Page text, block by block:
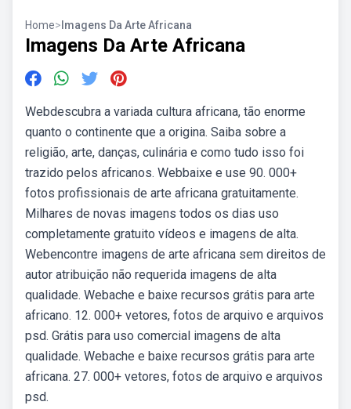
Home> Imagens Da Arte Africana
Imagens Da Arte Africana
Webdescubra a variada cultura africana, tão enorme
quanto o continente que a origina. Saiba sobre a
religião, arte, danças, culinária e como tudo isso foi
trazido pelos africanos. Webbaixe e use 90. 000+
fotos profissionais de arte africana gratuitamente.
Milhares de novas imagens todos os dias uso
completamente gratuito vídeos e imagens de alta.
Webencontre imagens de arte africana sem direitos de
autor atribuição não requerida imagens de alta
qualidade. Webache e baixe recursos grátis para arte
africano. 12. 000+ vetores, fotos de arquivo e arquivos
psd. Grátis para uso comercial imagens de alta
qualidade. Webache e baixe recursos grátis para arte
africana. 27. 000+ vetores, fotos de arquivo e arquivos
psd.